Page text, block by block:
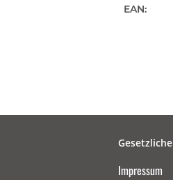
EAN:
Impressum